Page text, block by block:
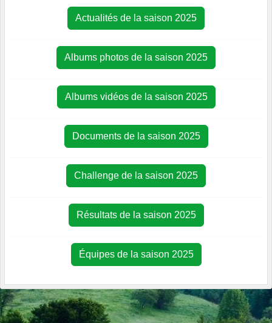
Actualités de la saison 2025
Albums photos de la saison 2025
Albums vidéos de la saison 2025
Documents de la saison 2025
Challenge de la saison 2025
Résultats de la saison 2025
Équipes de la saison 2025